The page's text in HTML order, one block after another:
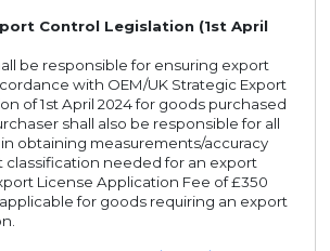
Control Legislation (1st April
be responsible for ensuring export
with OEM/UK Strategic Export
of 1st April 2024 for goods purchased
shall also be responsible for all
obtaining measurements/accuracy
classification needed for an export
License Application Fee of £350
applicable for goods requiring an export